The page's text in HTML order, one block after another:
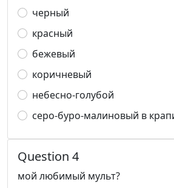
черный
красный
бежевый
коричневый
небесно-голубой
серо-буро-малиновый в
Question 4
мой любимый мульт?